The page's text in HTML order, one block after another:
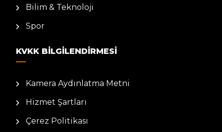
Bilim & Teknoloji
Spor
KVKK BILGILENDIRMESI
Kamera Aydınlatma Metni
Hizmet Şartları
Çerez Politikası